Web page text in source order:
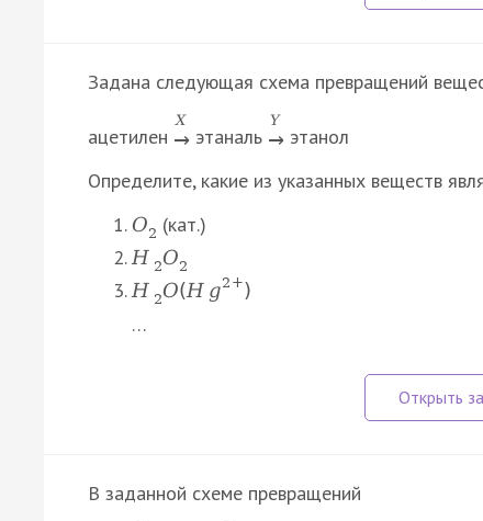
Задана следующая схема превращений
ацетилен
X
→ этаналь
Y
→ этанол
Определите, какие из указанных веществ
O2 (кат.)
H 2O2
H 2O(H g2 +)
…
В заданной схеме превращений